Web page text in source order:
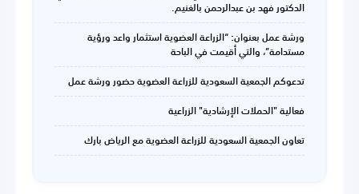
الدكتور فهد بن عبدالرحمن بالغنيم.
ورشة عمل بعنوان: “الزراعة العضوية استثمار واعد ورؤية
مستدامة”، والتي أقيمت في الباحة
تدعوكم الجمعية السعودية للزراعة العضوية حضور ورشة عمل
فعالية "الحملات الإرشادية" الزراعية
تعاون الجمعية السعودية للزراعة العضوية مع الرياض بارك